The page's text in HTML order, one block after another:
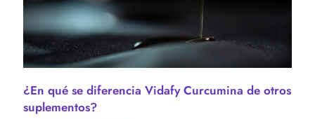
¿En qué se diferencia Vidafy Curcumina de otros
suplementos?